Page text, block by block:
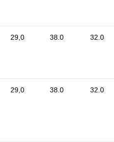
29,0 38.0 32.0
29,0 38.0 32.0